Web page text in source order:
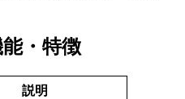
・特徴
説明